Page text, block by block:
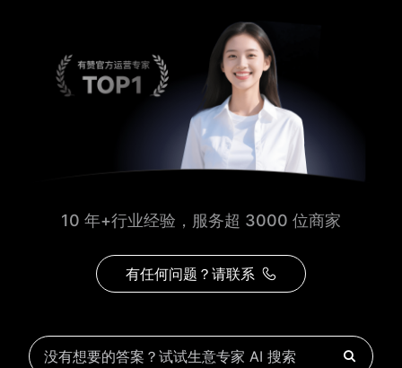
10 年+行业经验，服务超 3000 位商家
有任何问题？请联系